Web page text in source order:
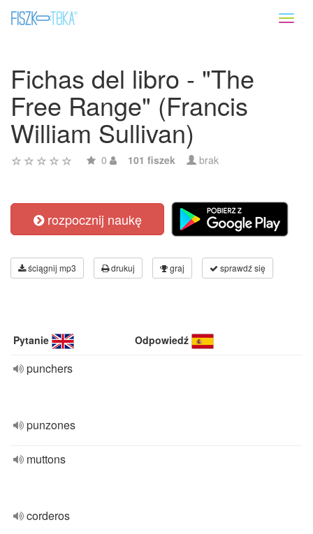
Fichas del libro - "The
Free Range" (Francis
William Sullivan)
0 101 fiszek brak
rozpocznij naukę
ściągnij mp3 drukuj graj sprawdź się
Pytanie Odpowiedź
punchers
punzones
muttons
corderos